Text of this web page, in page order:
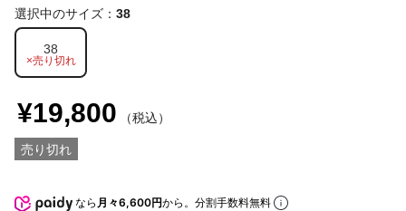
選択中のサイズ： 38
38
×売り切れ
¥19,800 （税込）
売り切れ
なら 月々6,600円から。分割手数料無料